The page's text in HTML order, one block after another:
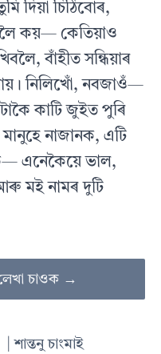
দিয়া চিঠিবোৰ,
কয়— কেতিয়াও
বাঁহীত সন্ধিয়াৰ
নিলিখোঁ, নবজাওঁ—
কাটি জুইত পুৰি
মানুহে নাজানক, এটি
এনেকৈয়ে ভাল,
মই নামৰ দুটি
চাওক →
| শান্তনু চাংমাই